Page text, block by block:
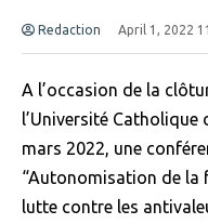
Redaction April 1, 2022
A l’occasion de la
l’Université Catholique
mars 2022, une
“Autonomisation de la
lutte contre les